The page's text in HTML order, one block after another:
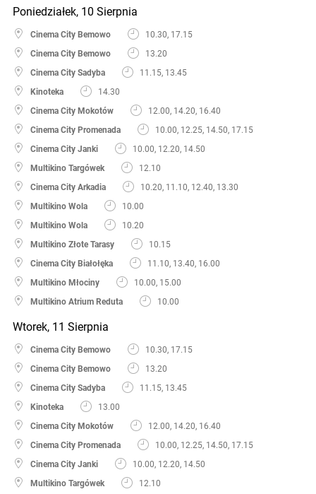
Poniedziałek, 10 Sierpnia
Cinema City Bemowo
10.30, 17.15
Cinema City Bemowo
13.20
Cinema City Sadyba
11.15, 13.45
Kinoteka
14.30
Cinema City Mokotów
12.00, 14.20, 16.40
Cinema City Promenada
10.00, 12.25, 14.50, 17.15
Cinema City Janki
10.00, 12.20, 14.50
Multikino Targówek
12.10
Cinema City Arkadia
10.20, 11.10, 12.40, 13.30
Multikino Wola
10.00
Multikino Wola
10.20
Multikino Złote Tarasy
10.15
Cinema City Białołęka
11.10, 13.40, 16.00
Multikino Młociny
10.00, 15.00
Multikino Atrium Reduta
10.00
Wtorek, 11 Sierpnia
Cinema City Bemowo
10.30, 17.15
Cinema City Bemowo
13.20
Cinema City Sadyba
11.15, 13.45
Kinoteka
13.00
Cinema City Mokotów
12.00, 14.20, 16.40
Cinema City Promenada
10.00, 12.25, 14.50, 17.15
Cinema City Janki
10.00, 12.20, 14.50
Multikino Targówek
12.10